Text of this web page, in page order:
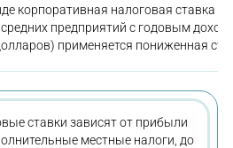
корпоративная налоговая ставка
предприятий с годовым
применяется пониженная
ставки зависят от прибыли
местные налоги, до